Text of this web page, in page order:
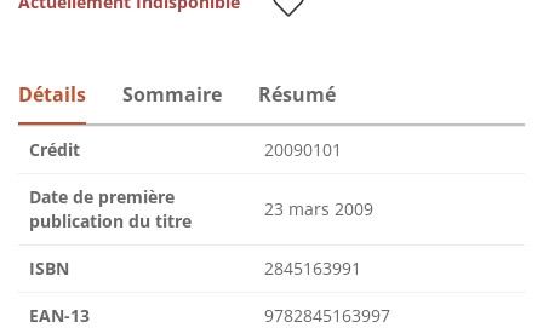
Détails Sommaire Résumé
Crédit 20090101
Date de première
publication du titre
23 mars 2009
ISBN 2845163991
EAN-13 9782845163997